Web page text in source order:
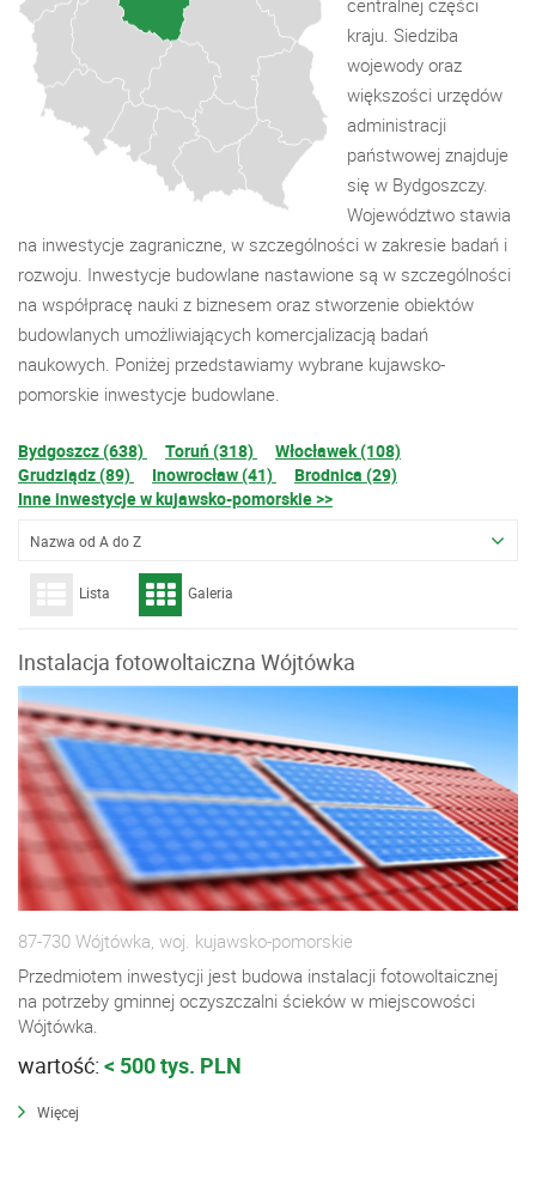
centralnej części
kraju. Siedziba
wojewody oraz
większości urzędów
administracji
państwowej znajduje
się w Bydgoszczy.
Województwo stawia
na inwestycje zagraniczne, w szczególności w zakresie badań i
rozwoju. Inwestycje budowlane nastawione są w szczególności
na współpracę nauki z biznesem oraz stworzenie obiektów
budowlanych umożliwiających komercjalizacją badań
naukowych. Poniżej przedstawiamy wybrane kujawsko-
pomorskie inwestycje budowlane.
Bydgoszcz (638) Toruń (318)
Włocławek (108)
Grudziądz (89)
Inowrocław (41)
Brodnica (29)
Inne inwestycje w kujawsko-pomorskie >>
Nazwa od A do Z
Lista Galeria
Instalacja fotowoltaiczna Wójtówka
87-730 Wójtówka, woj. kujawsko-pomorskie
Przedmiotem inwestycji jest budowa instalacji fotowoltaicznej
na potrzeby gminnej oczyszczalni ścieków w miejscowości
Wójtówka.
wartość: < 500 tys. PLN
Więcej